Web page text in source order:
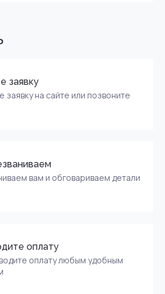
заявку
заявку на сайте или позвоните
вам и обговариваем детали
оплату
оплату любым удобным